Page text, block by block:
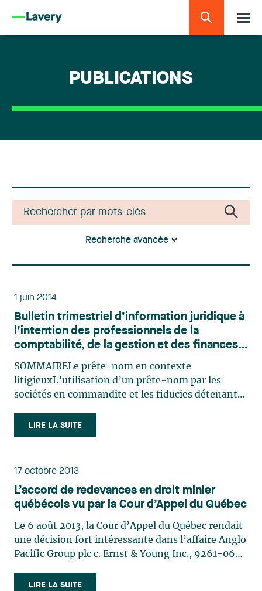
PUBLICATIONS
Recherche avancée
1 juin 2014
Bulletin trimestriel d’information juridique à
l’intention des professionnels de la
comptabilité, de la gestion et des finances,
Numéro 24
SOMMAIRELe prête-nom en contexte
litigieuxL’utilisation d’un prête-nom par les
sociétés en commandite et les fiducies détenant
prête-nom aux fins de la TPS et de la TVQLa
détention d’immeubles par un prête-nom : les
LIRE LA SUITE
17 octobre 2013
L’accord de redevances en droit minier
québécois vu par la Cour d’Appel du Québec
Le 6 août 2013, la Cour d’Appel du Québec rendait
une décision fort intéressante dans l’affaire Anglo
Pacific Group plc c. Ernst & Young Inc., 9261-0690
Resources Inc. Cette décision s’avère intéressante
LIRE LA SUITE